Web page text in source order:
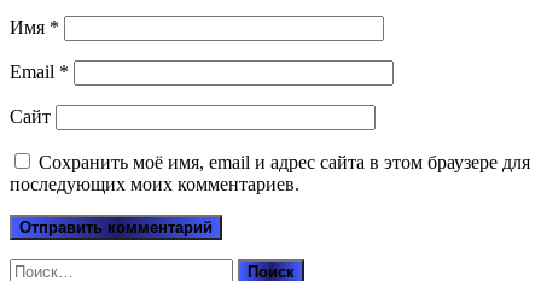
Имя *
Email *
Сайт
Сохранить моё имя, email и адрес сайта в этом браузере для
последующих моих комментариев.
Найти: